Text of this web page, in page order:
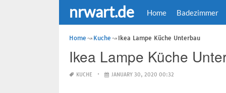
nrwart.de Home Badezimmer
Home Kuche Ikea Lampe Küche Unterbau
Ikea Lampe Küche
KUCHE JANUARY 30, 2020 00:32